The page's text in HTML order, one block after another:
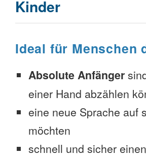
Kinder
Ideal für Menschen
Absolute Anfänger
einer Hand abzählen
eine neue Sprache auf
möchten
schnell und sicher einen